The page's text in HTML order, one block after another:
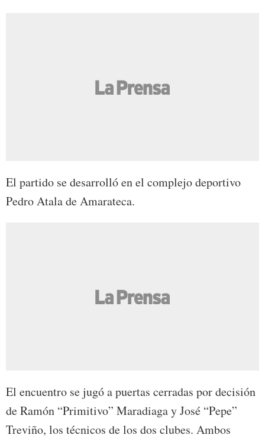
El partido se desarrolló en el complejo deportivo
Pedro Atala de Amarateca.
El encuentro se jugó a puertas cerradas por decisión
de Ramón “Primitivo” Maradiaga y José “Pepe”
Treviño, los técnicos de los dos clubes. Ambos